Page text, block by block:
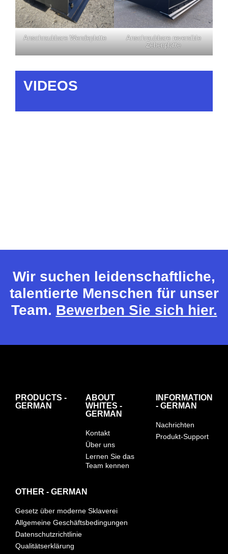
Anschraubbare Wendeplatte
Anschraubbare reversible
Zehenplatte
VIDEOS
Wir suchen leidenschaftliche,
talentierte Menschen für unser
Team. Bewerben Sie sich hier.
PRODUCTS -
GERMAN
ABOUT
WHITES -
GERMAN
Kontakt
Über uns
Lernen Sie das
Team kennen
INFORMATION
- GERMAN
Nachrichten
Produkt-Support
OTHER - GERMAN
Gesetz über moderne Sklaverei
Allgemeine Geschäftsbedingungen
Datenschutzrichtlinie
Qualitätserklärung